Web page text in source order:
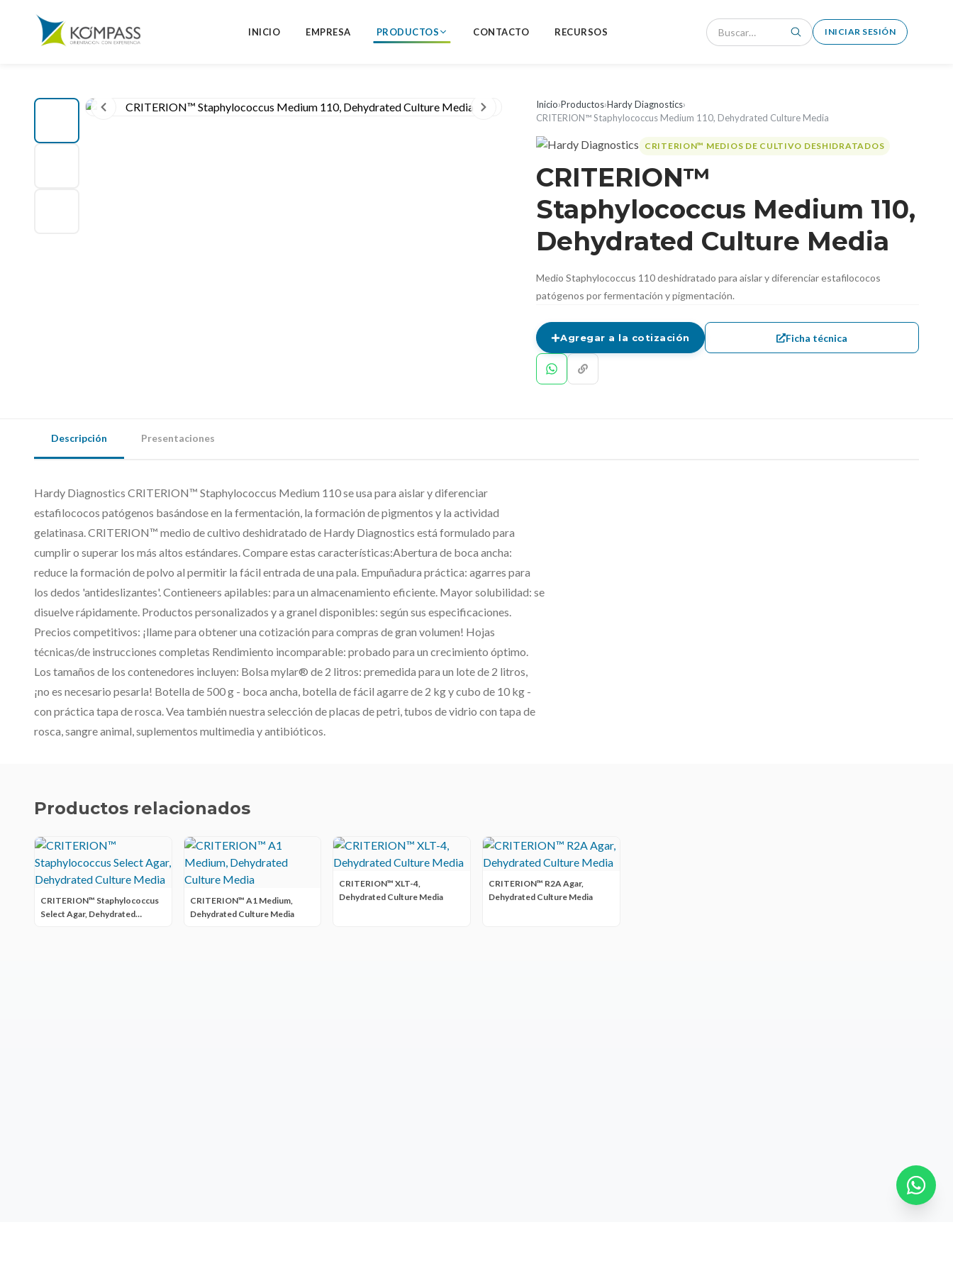
INICIO EMPRESA PRODUCTOS CONTACTO RECURSOS INICIAR SESIÓN
Inicio›Productos›Hardy Diagnostics›
CRITERION™ Staphylococcus Medium 110, Dehydrated Culture Media
CRITERION™ MEDIOS DE CULTIVO DESHIDRATADOS
CRITERION™
Staphylococcus Medium 110,
Dehydrated Culture Media
Medio Staphylococcus 110 deshidratado para aislar y diferenciar estafilococos
patógenos por fermentación y pigmentación.
Agregar a la cotización Ficha técnica
Descripción Presentaciones
Hardy Diagnostics CRITERION™ Staphylococcus Medium 110 se usa para aislar y diferenciar
estafilococos patógenos basándose en la fermentación, la formación de pigmentos y la actividad
gelatinasa. CRITERION™ medio de cultivo deshidratado de Hardy Diagnostics está formulado para
cumplir o superar los más altos estándares. Compare estas características:Abertura de boca ancha:
reduce la formación de polvo al permitir la fácil entrada de una pala. Empuñadura práctica: agarres para
los dedos 'antideslizantes'. Contieneers apilables: para un almacenamiento eficiente. Mayor solubilidad: se
disuelve rápidamente. Productos personalizados y a granel disponibles: según sus especificaciones.
Precios competitivos: ¡llame para obtener una cotización para compras de gran volumen! Hojas
técnicas/de instrucciones completas Rendimiento incomparable: probado para un crecimiento óptimo.
Los tamaños de los contenedores incluyen: Bolsa mylar® de 2 litros: premedida para un lote de 2 litros,
¡no es necesario pesarla! Botella de 500 g - boca ancha, botella de fácil agarre de 2 kg y cubo de 10 kg -
con práctica tapa de rosca. Vea también nuestra selección de placas de petri, tubos de vidrio con tapa de
rosca, sangre animal, suplementos multimedia y antibióticos.
Productos relacionados
CRITERION™ Staphylococcus
Select Agar, Dehydrated
CRITERION™ A1 Medium,
Dehydrated Culture Media
CRITERION™ XLT-4,
Dehydrated Culture Media
CRITERION™ R2A Agar,
Dehydrated Culture Media